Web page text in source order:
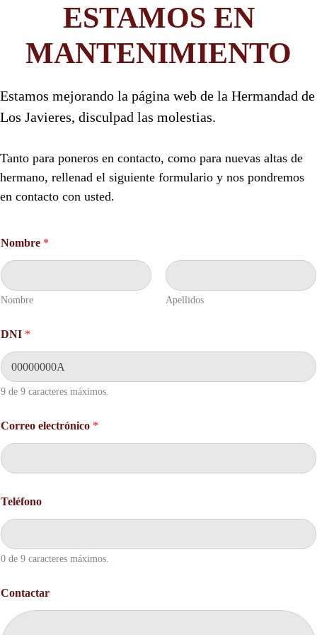
ESTAMOS EN
MANTENIMIENTO
Estamos mejorando la página web de la Hermandad de
Los Javieres, disculpad las molestias.
Tanto para poneros en contacto, como para nuevas altas de
hermano, rellenad el siguiente formulario y nos pondremos
en contacto con usted.
o
m
b
r
e
e
t
r
ó
i
o
N
b
e
Nombre *
Nombre Apellidos
DNI *
9 de 9 caracteres máximos.
Correo electrónico *
Teléfono
0 de 9 caracteres máximos.
Contactar